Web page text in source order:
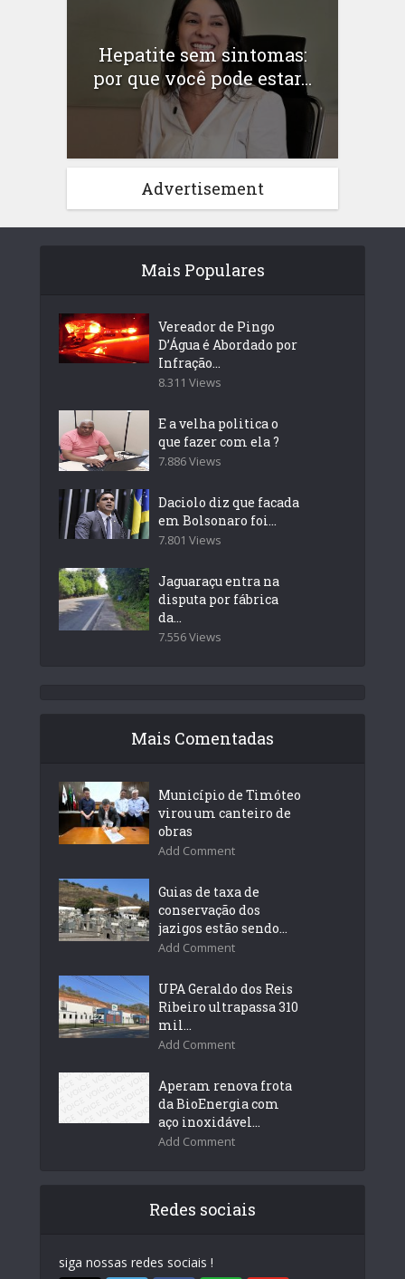
Hepatite sem sintomas:
por que você pode estar...
Advertisement
Mais Populares
Vereador de Pingo
D’Água é Abordado por
Infração...
8.311 Views
E a velha politica o
que fazer com ela ?
7.886 Views
Daciolo diz que facada
em Bolsonaro foi...
7.801 Views
Jaguaraçu entra na
disputa por fábrica
da...
7.556 Views
Mais Comentadas
Município de Timóteo
virou um canteiro de
obras
Add Comment
Guias de taxa de
conservação dos
jazigos estão sendo...
Add Comment
UPA Geraldo dos Reis
Ribeiro ultrapassa 310
mil...
Add Comment
Aperam renova frota
da BioEnergia com
aço inoxidável...
Add Comment
Redes sociais
siga nossas redes sociais !